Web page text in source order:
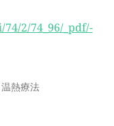
2/74_96/_pdf/-
温熱療法